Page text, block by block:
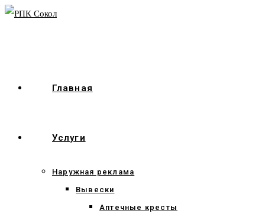
Перейти
Главная
Услуги
Наружная реклама
Вывески
Аптечные кресты